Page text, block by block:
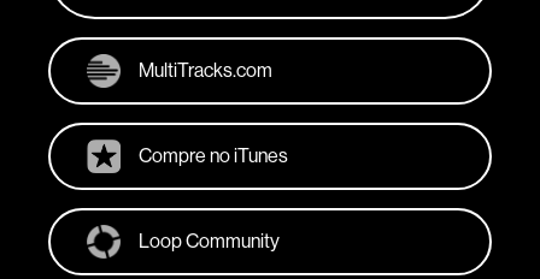
MultiTracks.com
Compre no iTunes
Loop Community